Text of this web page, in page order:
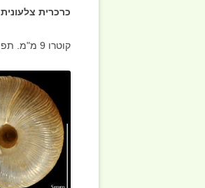
כרכרית צלעונית
קוטרו 9 מ"מ. תפוצתו בהרי יהודה, הגליל העליון והחרמון.